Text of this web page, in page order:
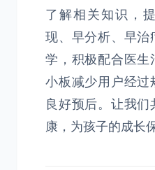
了解相关知识，
现、早分析、早治
学，积极配合医生
小板减少用户经过
良好预后。让我
康，为孩子的成长